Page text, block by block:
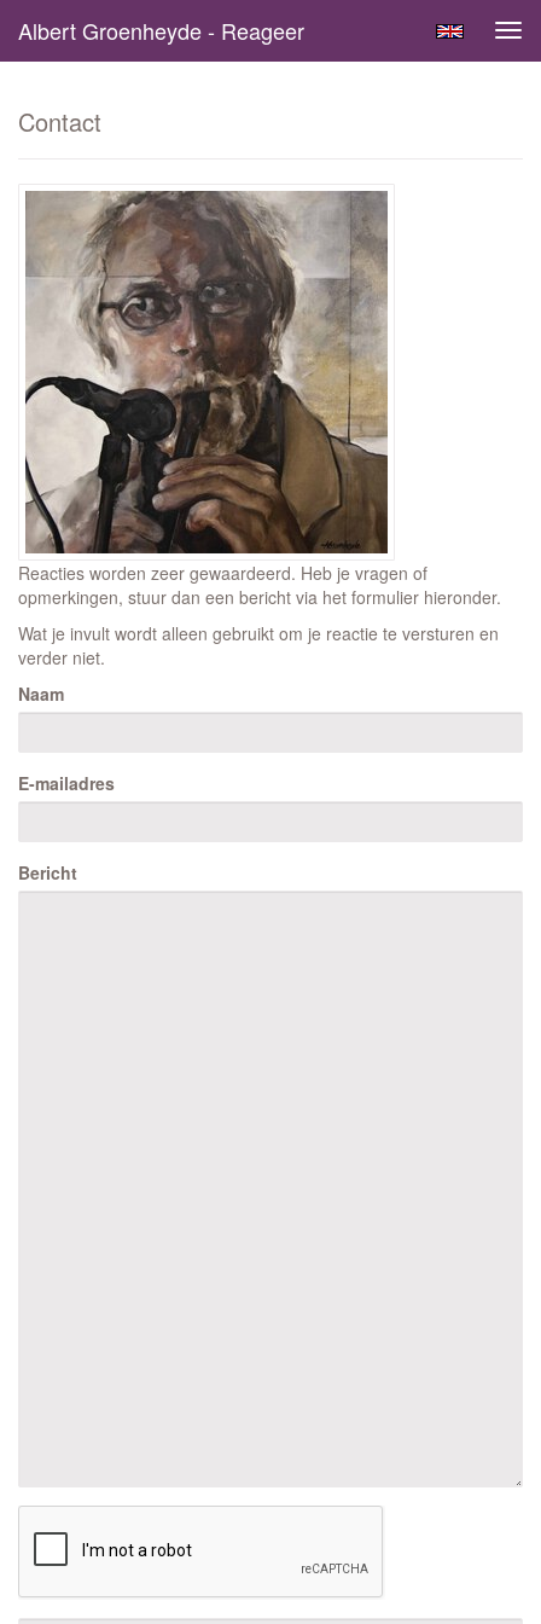
Albert Groenheyde - Reageer
Contact
Reacties worden zeer gewaardeerd. Heb je vragen of
opmerkingen, stuur dan een bericht via het formulier hieronder.
Wat je invult wordt alleen gebruikt om je reactie te versturen en
verder niet.
Naam
E-mailadres
Bericht